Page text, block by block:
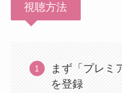
視聴方法
まず「プレミ
を登録